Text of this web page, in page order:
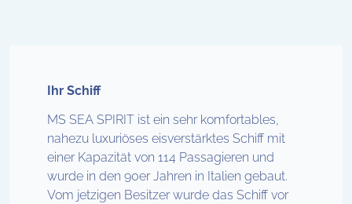
Ihr Schiff
MS SEA SPIRIT ist ein sehr komfortables,
nahezu luxuriöses eisverstärktes Schiff mit
einer Kapazität von 114 Passagieren und
wurde in den 90er Jahren in Italien gebaut.
Vom jetzigen Besitzer wurde das Schiff vor